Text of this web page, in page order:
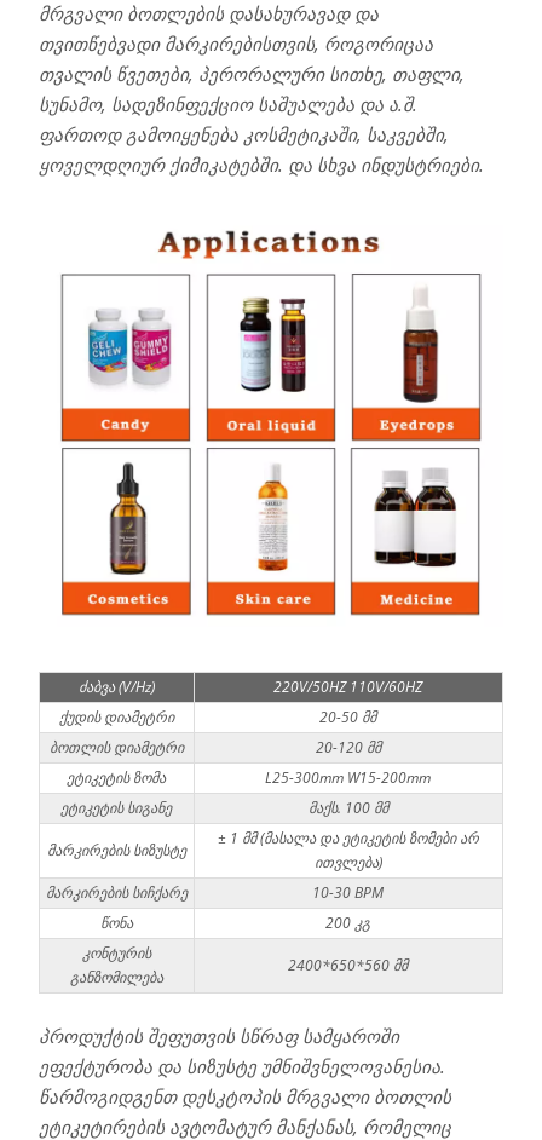
მრგვალი ბოთლების დასახურავად და
თვითწებვადი მარკირებისთვის, როგორიცაა
თვალის წვეთები, პერორალური სითხე, თაფლი,
სუნამო, სადეზინფექციო საშუალება და ა.შ.
ფართოდ გამოიყენება კოსმეტიკაში, საკვებში,
ყოველდღიურ ქიმიკატებში. და სხვა ინდუსტრიები.
ძაბვა (V/Hz)
220V/50HZ 110V/60HZ
ქუდის დიამეტრი
20-50 მმ
ბოთლის დიამეტრი
20-120 მმ
ეტიკეტის ზომა
L25-300mm W15-200mm
ეტიკეტის სიგანე
მაქს. 100 მმ
მარკირების სიზუსტე
± 1 მმ (მასალა და ეტიკეტის ზომები არ
ითვლება)
მარკირების სიჩქარე
10-30 BPM
წონა
200 კგ
კონტურის
განზომილება
2400*650*560 მმ
პროდუქტის შეფუთვის სწრაფ სამყაროში
ეფექტურობა და სიზუსტე უმნიშვნელოვანესია.
წარმოგიდგენთ დესკტოპის მრგვალი ბოთლის
ეტიკეტირების ავტომატურ მანქანას, რომელიც